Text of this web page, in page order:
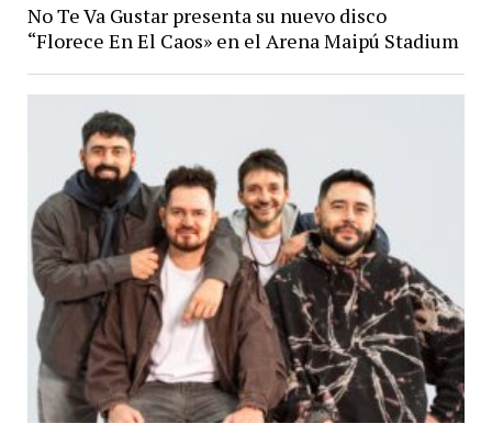
No Te Va Gustar presenta su nuevo disco
“Florece En El Caos» en el Arena Maipú Stadium